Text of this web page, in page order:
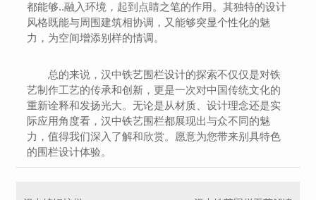
都能够..融入环境，起到点睛之笔的作用。其独特的设计
风格既能与周围建筑相协调，又能够突显个性化的魅
力，为空间增添别样的情调。
总的来说，汉中铁艺围栏设计的探索不仅仅是对铁
艺制作工艺的传承和创新，更是一次对中国传统文化的
重新诠释和发扬光大。无论是从材质、设计理念还是实
际应用角度看，汉中铁艺围栏都展现出与众不同的魅
力，值得我们深入了解和欣赏。愿意为您带来别具特色
的围栏设计体验。